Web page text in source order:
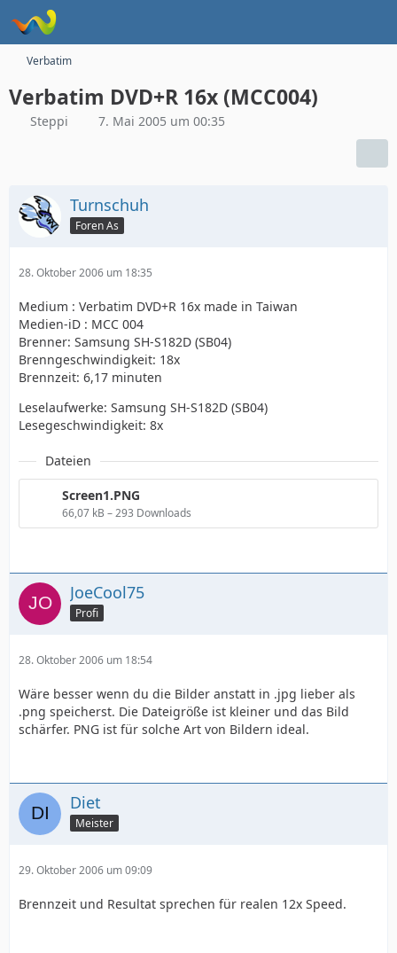
Verbatim
Verbatim DVD+R 16x (MCC004)
Steppi 7. Mai 2005 um 00:35
Turnschuh
Foren As
28. Oktober 2006 um 18:35
Medium : Verbatim DVD+R 16x made in Taiwan
Medien-iD : MCC 004
Brenner: Samsung SH-S182D (SB04)
Brenngeschwindigkeit: 18x
Brennzeit: 6,17 minuten
Leselaufwerke: Samsung SH-S182D (SB04)
Lesegeschwindigkeit: 8x
Dateien
Screen1.PNG
66,07 kB – 293 Downloads
JoeCool75
Profi
28. Oktober 2006 um 18:54
Wäre besser wenn du die Bilder anstatt in .jpg lieber als
.png speicherst. Die Dateigröße ist kleiner und das Bild
schärfer. PNG ist für solche Art von Bildern ideal.
Diet
Meister
29. Oktober 2006 um 09:09
Brennzeit und Resultat sprechen für realen 12x Speed.